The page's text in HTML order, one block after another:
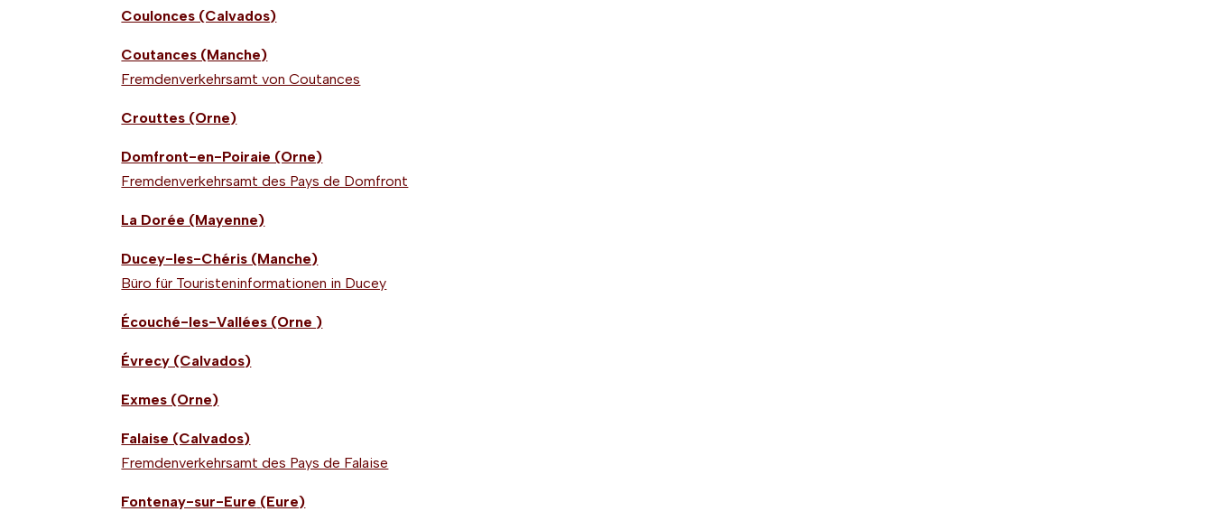
Coulonces (Calvados)
Coutances (Manche)
Fremdenverkehrsamt von Coutances
Crouttes (Orne)
Domfront-en-Poiraie (Orne)
Fremdenverkehrsamt des Pays de Domfront
La Dorée (Mayenne)
Ducey-les-Chéris (Manche)
Büro für Touristeninformationen in Ducey
Écouché-les-Vallées (Orne )
Évrecy (Calvados)
Exmes (Orne)
Falaise (Calvados)
Fremdenverkehrsamt des Pays de Falaise
Fontenay-sur-Eure (Eure)